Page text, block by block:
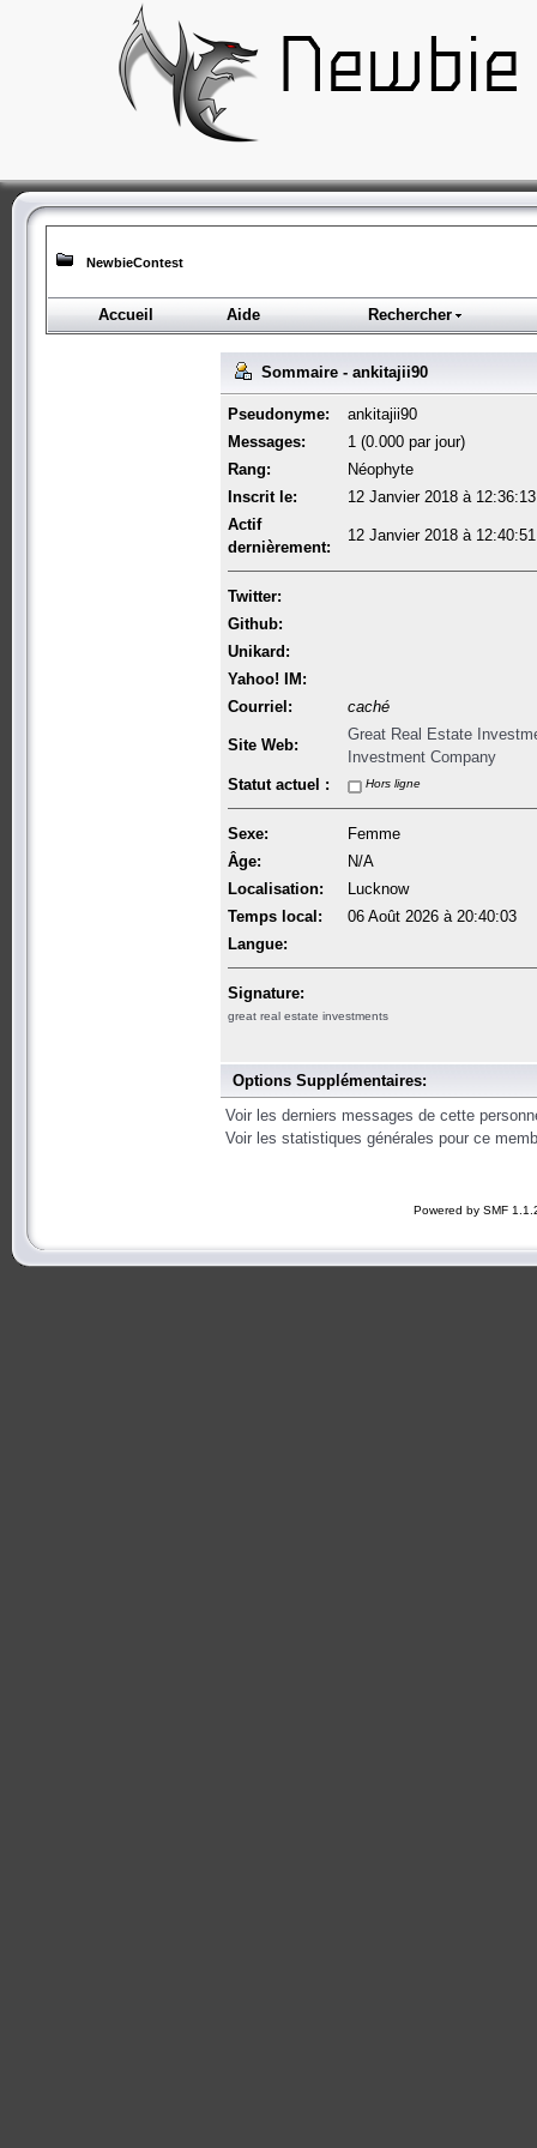
NewbieContest
Accueil Aide Rechercher
Sommaire - ankitajii90
Pseudonyme:
ankitajii90
Messages:
1 (0.000 par jour)
Rang:
Néophyte
Inscrit le:
12 Janvier 2018 à 12:36:13
Actif
dernièrement:
12 Janvier 2018 à 12:40:51
Twitter:
Github:
Unikard:
Yahoo! IM:
Courriel:
caché
Site Web:
Great Real Estate
Investment Company
Statut actuel :
Hors ligne
Sexe:
Femme
Âge:
N/A
Localisation:
Lucknow
Temps local:
06 Août 2026 à 20:40:03
Langue:
Signature:
great real estate investments
Options Supplémentaires:
Voir les derniers messages de cette
Voir les statistiques générales pour ce
Powered by SMF